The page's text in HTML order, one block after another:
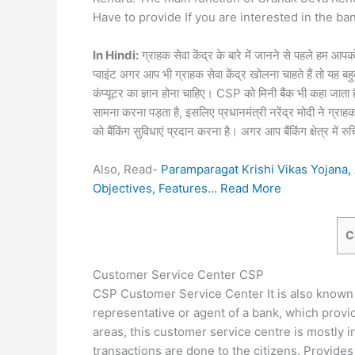
Have to provide If you are interested in the
In Hindi: ग्राहक सेवा केंद्र के बारे में जानने से पहले हम आपको
प्वाइंट अगर आप भी ग्राहक सेवा केंद्र खोलना चाहते हैं तो यह
कंप्यूटर का ज्ञान होना चाहिए। CSP को मिनी बैंक भी कहा
सामना करना पड़ता है, इसलिए प्रधानमंत्री नरेंद्र मोदी ने
को बैंकिंग सुविधाएं प्रदान करना है। अगर आप बैंकिंग क्षेत्र में
Also, Read- Paramparagat Krishi Vikas
Objectives, Features… Read More
Customer Service Center CSP
CSP Customer Service Center It is also
representative or agent of a bank, which
areas, this customer service centre is mostly
transactions are done to the citizens.